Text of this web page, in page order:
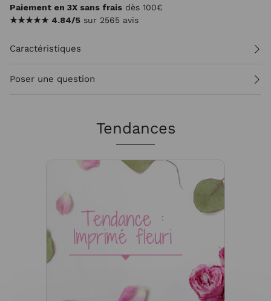
Paiement en 3X sans frais dès 100€
★★★★★ 4.84/5 sur 2565 avis
Caractéristiques
Poser une question
Tendances